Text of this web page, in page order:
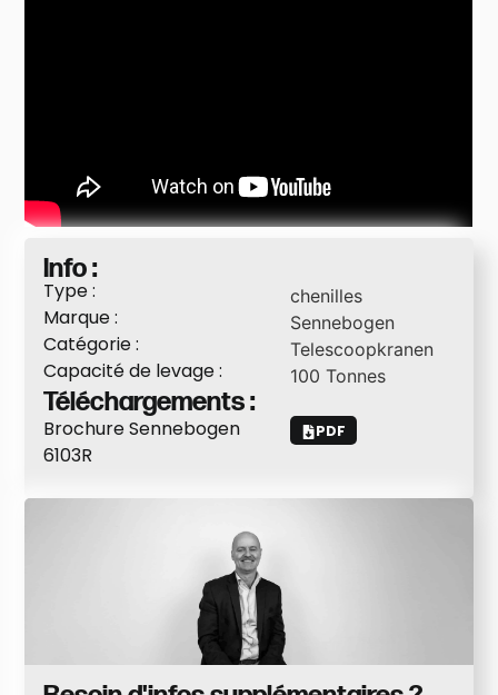
Info :
Type : chenilles
Marque : Sennebogen
Catégorie : Telescoopkranen
Capacité de levage : 100 Tonnes
Téléchargements :
Brochure Sennebogen
6103R
PDF